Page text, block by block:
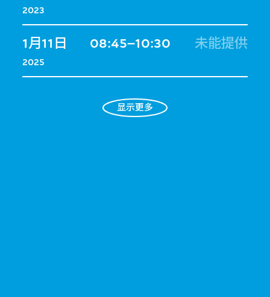
2023
1月11日
2025
08:45–10:30 未能提供
显示更多